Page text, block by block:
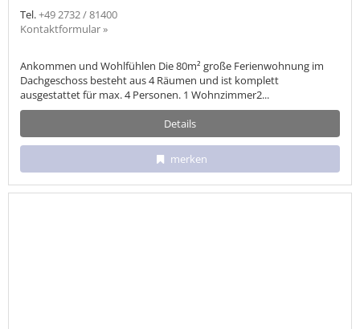
Tel.+49 2732 / 81400
Kontaktformular »
Ankommen und Wohlfühlen Die 80m² große Ferienwohnung im
Dachgeschoss besteht aus 4 Räumen und ist komplett
ausgestattet für max. 4 Personen. 1 Wohnzimmer2...
Details
merken